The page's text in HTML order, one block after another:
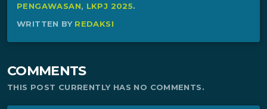
PENGAWASAN, LKPJ 2025.
WRITTEN BY REDAKSI
COMMENTS
THIS POST CURRENTLY HAS NO COMMENTS.